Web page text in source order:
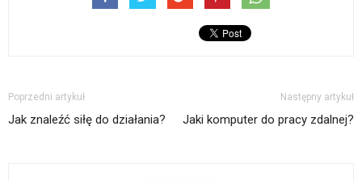
Poprzedni artykuł
Jak znaleźć siłę do działania?
Następny artykuł
Jaki komputer do pracy zdalnej?